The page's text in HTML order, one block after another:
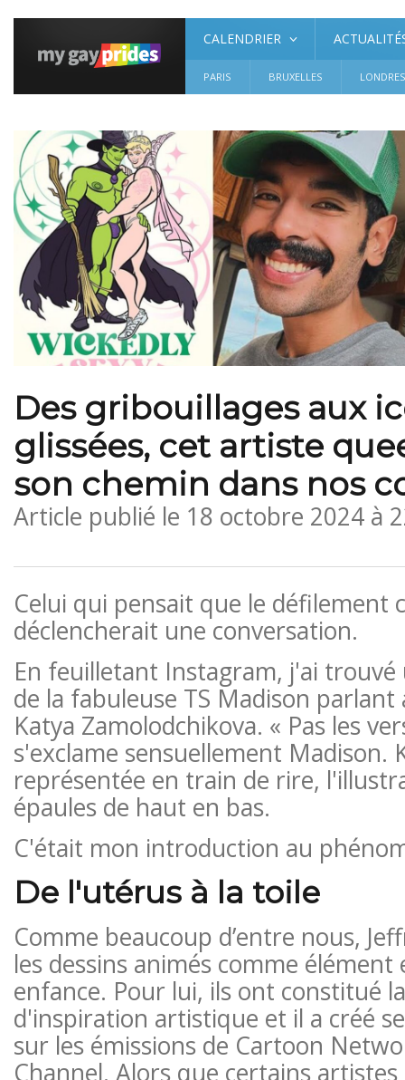
CALENDRIER
PARIS BRUXELLES LONDRES
Des gribouillages aux
glissées, cet artiste
son chemin dans nos
Article publié le 18 octobre 2024 à
Celui qui pensait que le défilement
déclencherait une conversation.
En feuilletant Instagram, j'ai trouvé
de la fabuleuse TS Madison parlant
Katya Zamolodchikova. « Pas les
s'exclame sensuellement Madison.
représentée en train de rire,
épaules de haut en bas.
C'était mon introduction au
De l'utérus à la toile
Comme beaucoup d’entre nous,
les dessins animés comme élément
enfance. Pour lui, ils ont constitué
d'inspiration artistique et il a créé
sur les émissions de Cartoon
Channel. Alors que certains